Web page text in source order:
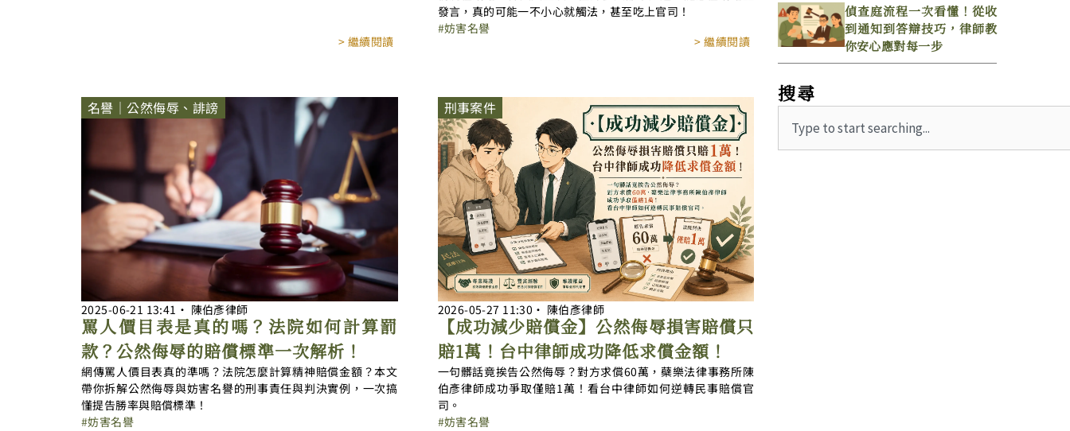
> 繼續閱讀
發言，真的可能一不小心就觸法，甚至吃上官司！
妨害名譽
> 繼續閱讀
名譽｜公然侮辱、誹謗
2025-06-21 13:41 ‧ 陳伯彥律師
罵人價目表是真的嗎？法院如何計算罰
款？公然侮辱的賠償標準一次解析！
網傳罵人價目表真的準嗎？法院怎麼計算精神賠償金額？本文
帶你拆解公然侮辱與妨害名譽的刑事責任與判決實例，一次搞
懂提告勝率與賠償標準！
妨害名譽
刑事案件
2026-05-27 11:30 ‧ 陳伯彥律師
【成功減少賠償金】公然侮辱損害賠償只
賠1萬！台中律師成功降低求償金額！
一句髒話竟挨告公然侮辱？對方求償60萬，蘗樂法律事務所陳
伯彥律師成功爭取僅賠1萬！看台中律師如何逆轉民事賠償官
司。
妨害名譽
偵查庭流程一次看懂！從收
到通知到答辯技巧，律師教
你安心應對每一步
搜尋